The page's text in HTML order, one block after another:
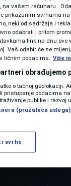
N1
| NOGOMET 0
Više
na vašem računaru .
prikazanim svrhama
neki od sadržaja i
odabrati i pritom
link na dnu ove
Vaš odabir će se
ličnim podacima. Više
obrađujemo
o tačnoj geolokaciji.
pristupanje podacima
publike i razvoj
(pružalaca usluga)
svrhe